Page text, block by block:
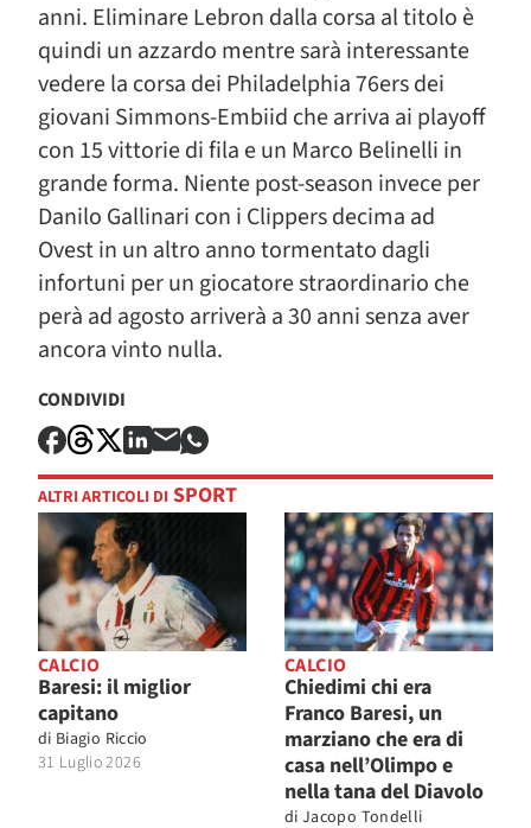
anni. Eliminare Lebron dalla corsa al titolo è
quindi un azzardo mentre sarà interessante
vedere la corsa dei Philadelphia 76ers dei
giovani Simmons-Embiid che arriva ai playoff
con 15 vittorie di fila e un Marco Belinelli in
grande forma. Niente post-season invece per
Danilo Gallinari con i Clippers decima ad
Ovest in un altro anno tormentato dagli
infortuni per un giocatore straordinario che
perà ad agosto arriverà a 30 anni senza aver
ancora vinto nulla.
CONDIVIDI
ALTRI ARTICOLI DI SPORT
CALCIO
Baresi: il miglior
capitano
di Biagio Riccio
31 Luglio 2026
CALCIO
Chiedimi chi era
Franco Baresi, un
marziano che era di
casa nell’Olimpo e
nella tana del Diavolo
di Jacopo Tondelli